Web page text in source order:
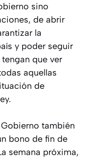
sino
de abrir
la
y poder seguir
que ver
aquellas
de
también
bono de fin de
semana próxima,